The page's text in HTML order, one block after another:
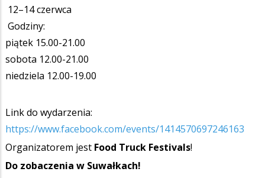
12–14 czerwca
Godziny:
piątek 15.00-21.00
sobota 12.00-21.00
niedziela 12.00-19.00
Link do wydarzenia:
https://www.facebook.com/events/1414570697246163
Organizatorem jest Food Truck Festivals!
Do zobaczenia w Suwałkach!